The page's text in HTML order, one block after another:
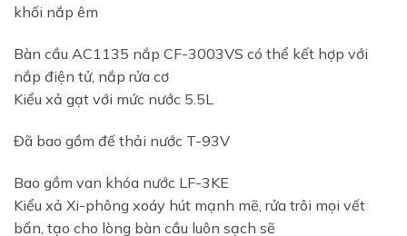
khối nắp êm
Bàn cầu AC1135 nắp CF-3003VS có thể kết hợp với
nắp điện tử, nắp rửa cơ
Kiểu xả gạt với mức nước 5.5L
Đã bao gồm đế thải nước T-93V
Bao gồm van khóa nước LF-3KE
Kiểu xả Xi-phông xoáy hút mạnh mẽ, rửa trôi mọi vết
bẩn, tạo cho lòng bàn cầu luôn sạch sẽ